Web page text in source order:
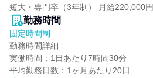
短大・専門卒（3年制） 月給220,000円
勤務時間
固定時間制
勤務時間詳細
実働時間：1日あたり7時間30分
平均勤務日数：1ヶ月あたり20日